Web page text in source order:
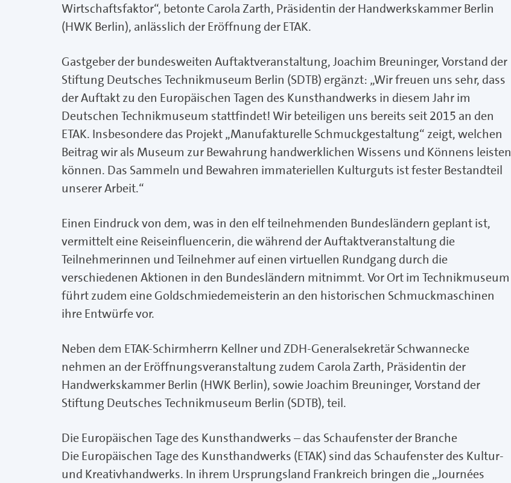
Wirtschaftsfaktor“, betonte Carola Zarth, Präsidentin der Handwerkskammer Berlin
(HWK Berlin), anlässlich der Eröffnung der ETAK.
Gastgeber der bundesweiten Auftaktveranstaltung, Joachim Breuninger, Vorstand der
Stiftung Deutsches Technikmuseum Berlin (SDTB) ergänzt: „Wir freuen uns sehr, dass
der Auftakt zu den Europäischen Tagen des Kunsthandwerks in diesem Jahr im
Deutschen Technikmuseum stattfindet! Wir beteiligen uns bereits seit 2015 an den
ETAK. Insbesondere das Projekt „Manufakturelle Schmuckgestaltung“ zeigt, welchen
Beitrag wir als Museum zur Bewahrung handwerklichen Wissens und Könnens leisten
können. Das Sammeln und Bewahren immateriellen Kulturguts ist fester Bestandteil
unserer Arbeit.“
Einen Eindruck von dem, was in den elf teilnehmenden Bundesländern geplant ist,
vermittelt eine Reiseinfluencerin, die während der Auftaktveranstaltung die
Teilnehmerinnen und Teilnehmer auf einen virtuellen Rundgang durch die
verschiedenen Aktionen in den Bundesländern mitnimmt. Vor Ort im Technikmuseum
führt zudem eine Goldschmiedemeisterin an den historischen Schmuckmaschinen
ihre Entwürfe vor.
Neben dem ETAK-Schirmherrn Kellner und ZDH-Generalsekretär Schwannecke
nehmen an der Eröffnungsveranstaltung zudem Carola Zarth, Präsidentin der
Handwerkskammer Berlin (HWK Berlin), sowie Joachim Breuninger, Vorstand der
Stiftung Deutsches Technikmuseum Berlin (SDTB), teil.
Die Europäischen Tage des Kunsthandwerks – das Schaufenster der Branche
Die Europäischen Tage des Kunsthandwerks (ETAK) sind das Schaufenster des Kultur-
und Kreativhandwerks. In ihrem Ursprungsland Frankreich bringen die „Journées